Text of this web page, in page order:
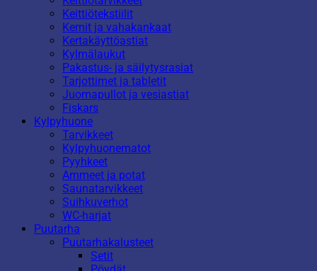
Keittiötekstiilit
Kernit ja vahakankaat
Kertakäyttöastiat
Kylmälaukut
Pakastus- ja säilytysrasiat
Tarjottimet ja tabletit
Juomapullot ja vesiastiat
Fiskars
Kylpyhuone
Tarvikkeet
Kylpyhuonematot
Pyyhkeet
Ammeet ja potat
Saunatarvikkeet
Suihkuverhot
WC-harjat
Puutarha
Puutarhakalusteet
Setit